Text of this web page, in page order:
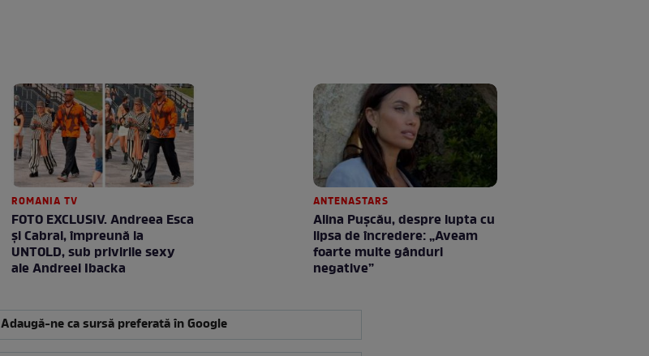
ROMANIA TV
FOTO EXCLUSIV. Andreea Esca
şi Cabral, împreună la
UNTOLD, sub privirile sexy
ale Andreei Ibacka
ANTENASTARS
Alina Pușcău, despre lupta cu
lipsa de încredere: „Aveam
foarte multe gânduri
negative”
Adaugă-ne ca sursă preferată în Google